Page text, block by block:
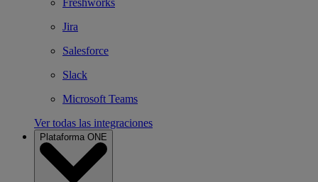
Freshworks
Jira
Salesforce
Slack
Microsoft Teams
Ver todas las integraciones
Plataforma ONE